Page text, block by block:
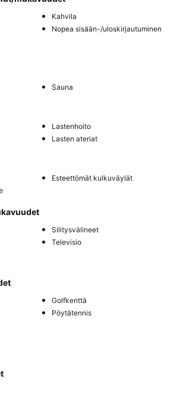
Kahvila
Nopea sisään-/uloskirjautuminen
Sauna
Lastenhoito
Lasten ateriat
Esteettömät kulkuväylät
Silitysvälineet
Televisio
Golfkenttä
Pöytätennis